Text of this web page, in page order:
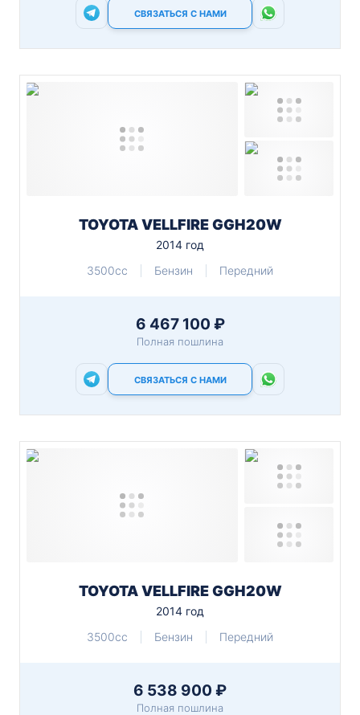
СВЯЗАТЬСЯ С НАМИ
TOYOTA VELLFIRE GGH20W
2014 год
3500cc
Бензин Передний
6 467 100 ₽
Полная пошлина
СВЯЗАТЬСЯ С НАМИ
TOYOTA VELLFIRE GGH20W
2014 год
3500cc
Бензин Передний
6 538 900 ₽
Полная пошлина